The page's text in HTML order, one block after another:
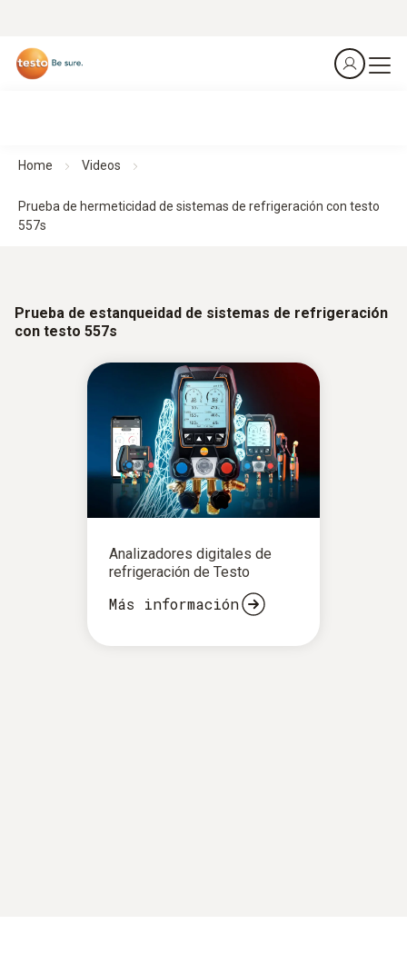
Home Videos
Prueba de hermeticidad de sistemas de refrigeración con testo
557s
Prueba de estanqueidad de sistemas de refrigeración
con testo 557s
Analizadores digitales de
refrigeración de Testo
Más información